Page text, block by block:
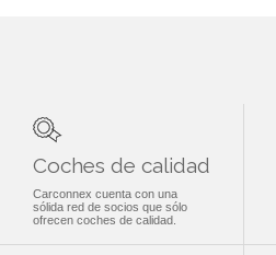
Coches de calidad
Carconnex cuenta con una
sólida red de socios que sólo
ofrecen coches de calidad.